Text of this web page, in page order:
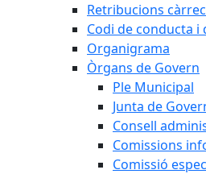
Retribucions
Codi de conducta i
Organigrama
Òrgans de Govern
Ple Municipal
Junta de
Consell
Comissions
Comissió